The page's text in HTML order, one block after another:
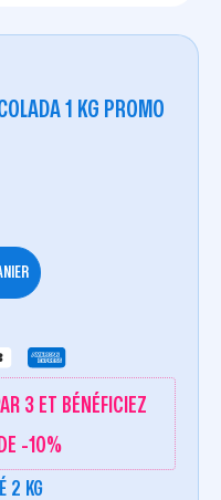
1 KG PROMO
3 ET BÉNÉFICIEZ
-10%
2 KG